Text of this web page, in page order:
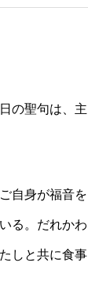
の聖句は、主
自身が福音を
る。だれかわ
しと共に食事